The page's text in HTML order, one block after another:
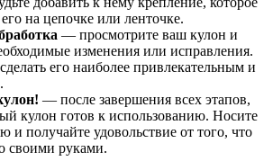
на цепочке или ленточке.
— просмотрите ваш кулон и
изменения или исправления.
его наиболее привлекательным и
— после завершения всех этапов,
кулон готов к использованию. Носите
и получайте удовольствие от того, что
своими руками.